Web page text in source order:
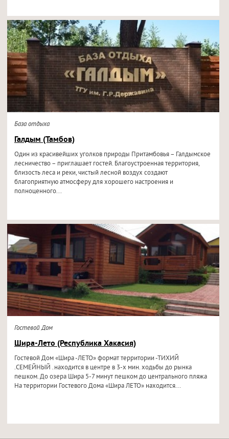
База отдыха
Галдым (Тамбов)
Один из красивейших уголков природы Притамбовья – Галдымское
лесничество – приглашает гостей. Благоустроенная территория,
близость леса и реки, чистый лесной воздух создают
благоприятную атмосферу для хорошего настроения и
полноценного...
Гостевой Дом
Шира-Лето (Республика Хакасия)
Гостевой Дом «Шира -ЛЕТО» формат территории -ТИХИЙ
.СЕМЕЙНЫЙ .находится в центре в 3-х мин. ходьбы до рынка
пешком. До озера Шира 5-7 минут пешком до центрального пляжа
На территории Гостевого Дома «Шира ЛЕТО» находится...